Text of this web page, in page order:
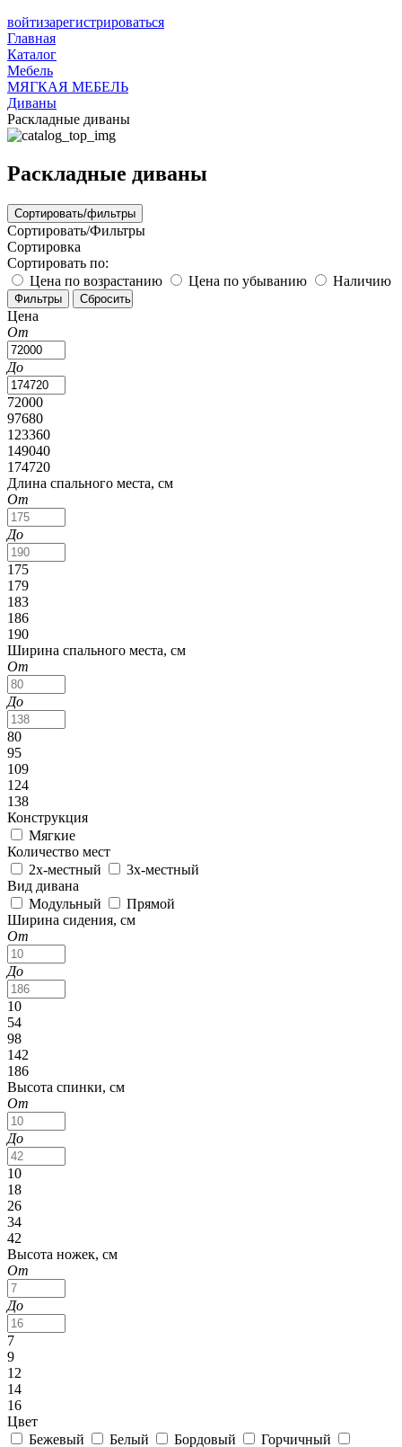
войтизарегистрироваться
Главная
Каталог
Мебель
МЯГКАЯ МЕБЕЛЬ
Диваны
Раскладные диваны
Раскладные диваны
Сортировать/фильтры
Сортировать/Фильтры
Сортировка
Сортировать по:
Цена по возрастанию
Цена по убыванию Наличию
Цена
От
До
72000
97680
123360
149040
174720
Длина спального места, см
От
До
175
179
183
186
190
Ширина спального места, см
От
До
80
95
109
124
138
Конструкция
Мягкие
Количество мест
2х-местный
3х-местный
Вид дивана
Модульный
Прямой
Ширина сидения, см
От
До
10
54
98
142
186
Высота спинки, см
От
До
10
18
26
34
42
Высота ножек, см
От
До
7
9
12
14
16
Цвет
Бежевый
Белый Бордовый Горчичный